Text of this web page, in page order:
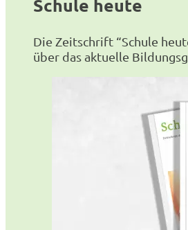
Schule heute
Die Zeitschrift “Schule
über das aktuelle